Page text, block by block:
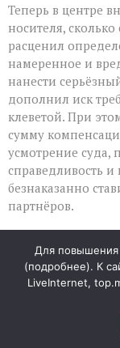
Теперь в центре
носителя,
расценил
намеренное и
нанести
дополнил иск
клеветой. При
сумму
усмотрение суда,
справедливость и
безнаказанно
партнёров.
Проект
Fortitude — не
которую
амбиции
Второй мировой
Для повышения
(подробнее). К
LiveInternet,